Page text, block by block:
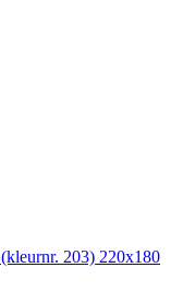
203) 220x180